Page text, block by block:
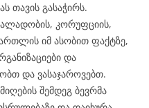
თავის გასაჭირს.
კორუფციის,
იმ ასობით ფაქტზე,
და
და ვასაჯაროვებთ.
შემდეგ ბევრმა